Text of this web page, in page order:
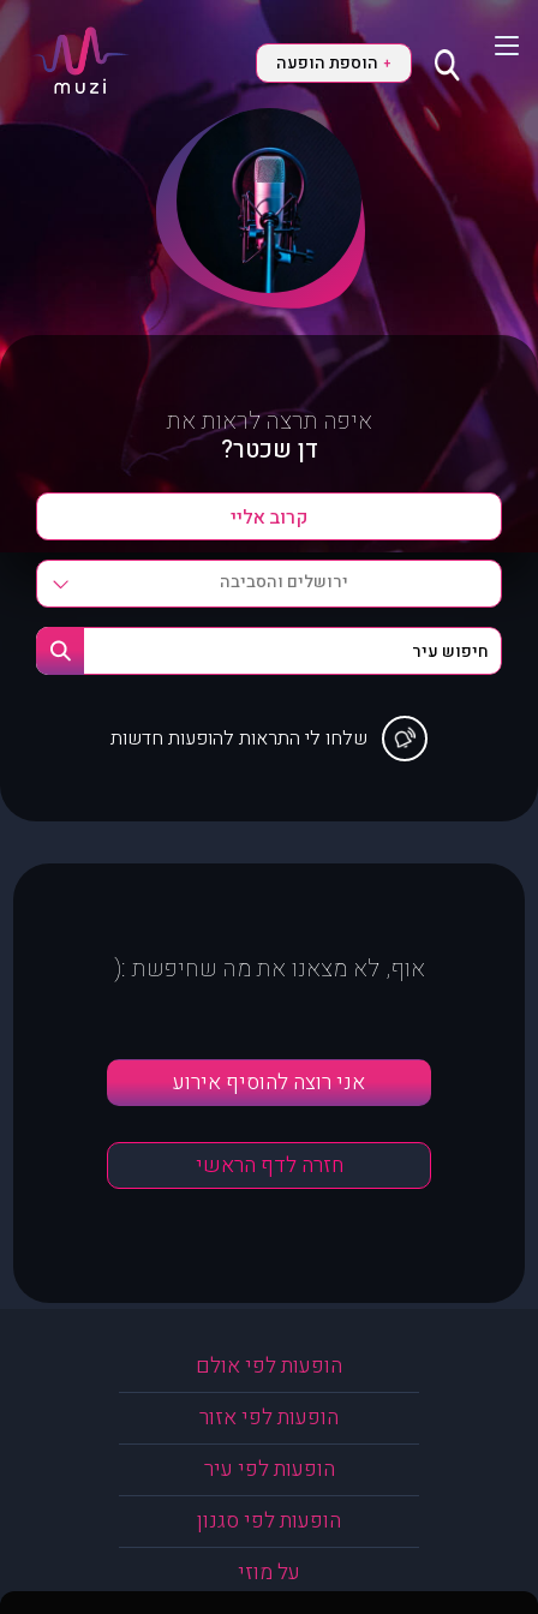
+ הוספת הופעה
איפה תרצה לראות את
דן שכטר?
ירושלים והסביבה
שלחו לי התראות להופעות חדשות
אוף, לא מצאנו את מה שחיפשת :(
אני רוצה להוסיף אירוע
חזרה לדף הראשי
הופעות לפי אולם
הופעות לפי אזור
הופעות לפי עיר
הופעות לפי סגנון
על מוזי